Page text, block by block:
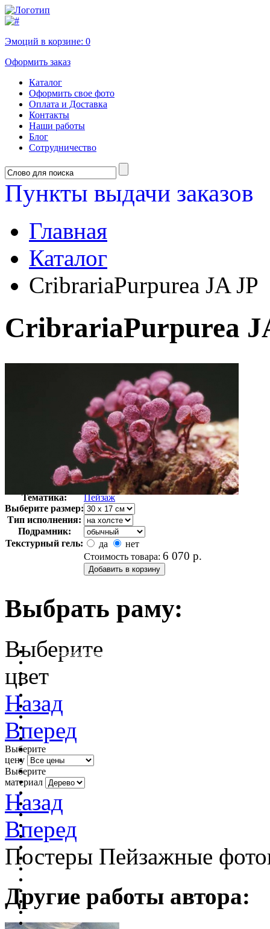
Эмоций в корзине: 0
Оформить заказ
Каталог
Оформить свое фото
Оплата и Доставка
Контакты
Наши работы
Блог
Сотрудничество
Пункты выдачи заказов
Главная
Каталог
CribrariaPurpurea JA JP
CribrariaPurpurea
Автор:
Неизвестно
Арт-стиль
Фотография
Тематика:
Пейзаж
Выберите размер:
Тип исполнения:
Подрамник:
Текстурный гель:
да
нет
Стоимость товара: 6 070 р.
Выбрать раму:
очистить фильтр цвета
Выберите
цвет
Назад
Вперед
Выберите
цену
Выберите
материал
Назад
Вперед
Постеры Пейзажные
Другие работы автора: